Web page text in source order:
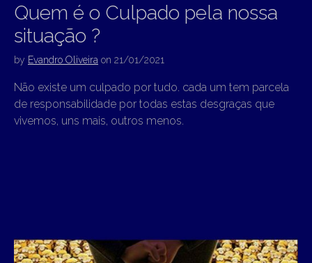
Quem é o Culpado pela nossa
situação ?
by Evandro Oliveira on 21/01/2021
Não existe um culpado por tudo. cada um tem parcela
de responsabilidade por todas estas desgraças que
vivemos, uns mais, outros menos.